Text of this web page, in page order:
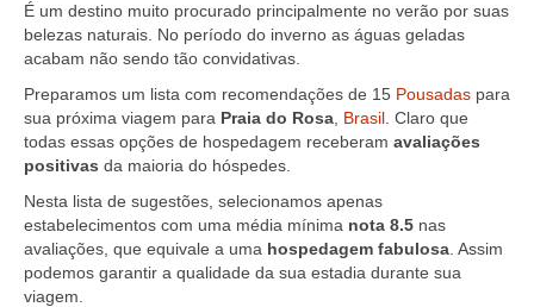
É um destino muito procurado principalmente no verão por suas
belezas naturais. No período do inverno as águas geladas
acabam não sendo tão convidativas.
Preparamos um lista com recomendações de 15 Pousadas para
sua próxima viagem para Praia do Rosa, Brasil. Claro que
todas essas opções de hospedagem receberam avaliações
positivas da maioria do hóspedes.
Nesta lista de sugestões, selecionamos apenas
estabelecimentos com uma média mínima nota 8.5 nas
avaliações, que equivale a uma hospedagem fabulosa. Assim
podemos garantir a qualidade da sua estadia durante sua
viagem.